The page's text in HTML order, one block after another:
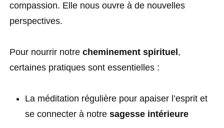
compassion. Elle nous ouvre à de nouvelles
perspectives.
Pour nourrir notre cheminement spirituel ,
certaines pratiques sont essentielles :
La méditation régulière pour apaiser l’esprit et
se connecter à notre sagesse intérieure